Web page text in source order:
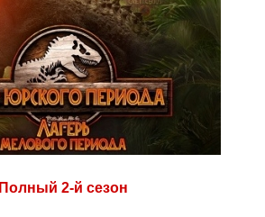
Полный 2-й сезон